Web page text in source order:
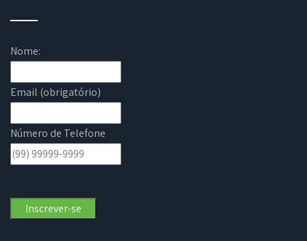
Nome:
Email (obrigatório)
Número de Telefone